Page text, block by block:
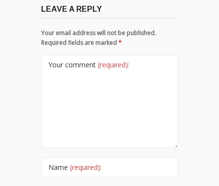
LEAVE A REPLY
Your email address will not be published.
Required fields are marked*
Your comment (required):
Name (required):